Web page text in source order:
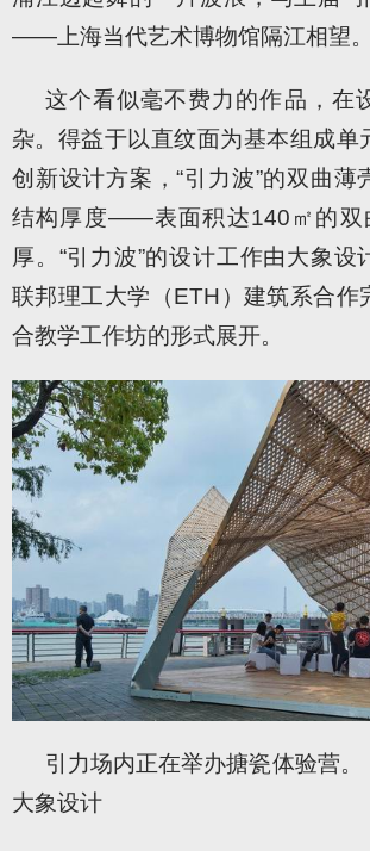
——上海当代艺术博物馆隔江相望。
这个看似毫不费力的作品，在
杂。得益于以直纹面为基本组成单
创新设计方案，“引力波”的双曲薄
结构厚度——表面积达140㎡的双
厚。“引力波”的设计工作由大象设
联邦理工大学（ETH）建筑系合作
合教学工作坊的形式展开。
引力场内正在举办搪瓷体验营
大象设计